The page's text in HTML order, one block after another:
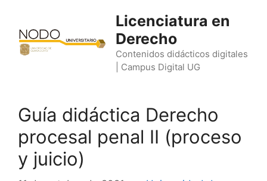
contenido
Licenciatura en
Derecho
Contenidos didácticos digitales
| Campus Digital UG
Guía didáctica Derecho
procesal penal II (proceso
y juicio)